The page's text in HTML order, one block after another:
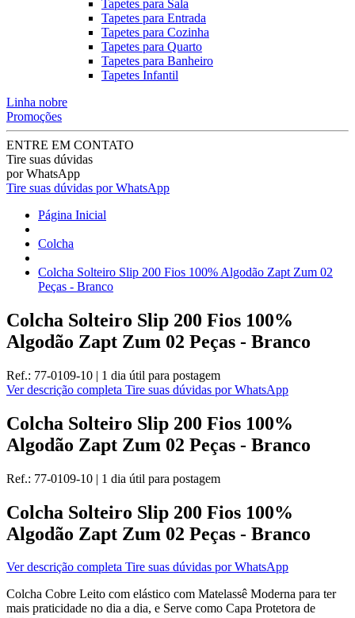
Tapetes para Sala
Tapetes para Entrada
Tapetes para Cozinha
Tapetes para Quarto
Tapetes para Banheiro
Tapetes Infantil
Linha nobre
Promoções
ENTRE EM CONTATO
Tire suas dúvidas
por WhatsApp
Tire suas dúvidas por WhatsApp
Página Inicial
Colcha
Colcha Solteiro Slip 200 Fios 100% Algodão Zapt Zum 02
Peças - Branco
Colcha Solteiro Slip 200 Fios 100%
Algodão Zapt Zum 02 Peças - Branco
Ref.: 77-0109-10 | 1 dia útil para postagem
Ver descrição completa Tire suas dúvidas por WhatsApp
Colcha Solteiro Slip 200 Fios 100%
Algodão Zapt Zum 02 Peças - Branco
Ref.: 77-0109-10 | 1 dia útil para postagem
Colcha Solteiro Slip 200 Fios 100%
Algodão Zapt Zum 02 Peças - Branco
Ver descrição completa Tire suas dúvidas por WhatsApp
Colcha Cobre Leito com elástico com Matelassê Moderna para ter
mais praticidade no dia a dia, e Serve como Capa Protetora de